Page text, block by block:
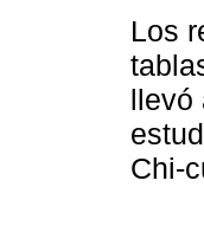
Los
llevó
Chi-